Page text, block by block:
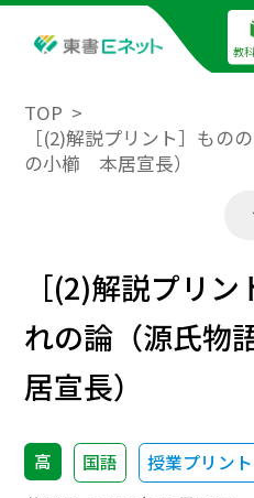
教
TOP
［(2)解説プリント］もの
の小櫛 本居宣長）
［(2)解説プリ
れの論（源氏
居宣長）
高 国語 授業プリン